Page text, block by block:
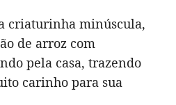
criaturinha minúscula,
de arroz com
pela casa, trazendo
carinho para sua